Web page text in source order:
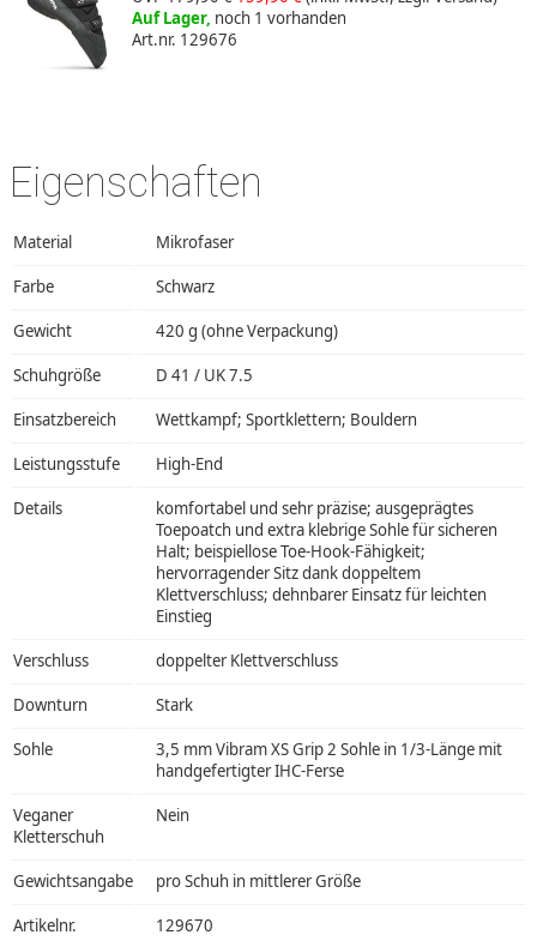
Auf Lager, noch 1 vorhanden
Art.nr. 129676
Eigenschaften
Material Mikrofaser
Farbe Schwarz
Gewicht 420 g (ohne Verpackung)
Schuhgröße D 41 / UK 7.5
Einsatzbereich Wettkampf; Sportklettern; Bouldern
Leistungsstufe High-End
Details
komfortabel und sehr präzise; ausgeprägtes
Toepoatch und extra klebrige Sohle für sicheren
Halt; beispiellose Toe-Hook-Fähigkeit;
hervorragender Sitz dank doppeltem
Klettverschluss; dehnbarer Einsatz für leichten
Einstieg
Verschluss doppelter Klettverschluss
Downturn Stark
Sohle
3,5 mm Vibram XS Grip 2 Sohle in 1/3-Länge mit
handgefertigter IHC-Ferse
Veganer
Kletterschuh
Nein
Gewichtsangabe pro Schuh in mittlerer Größe
Artikelnr. 129670